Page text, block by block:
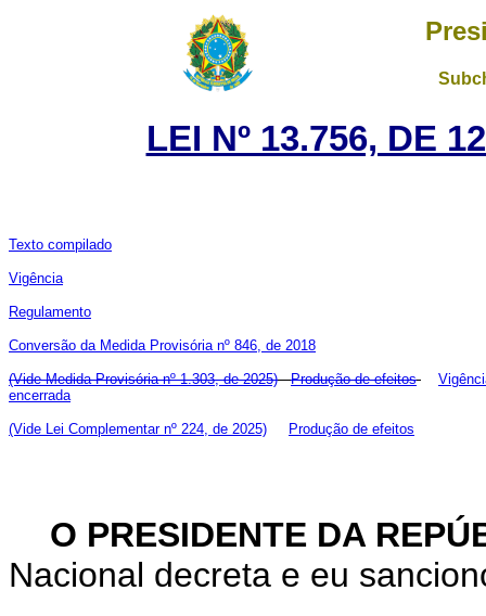
LEI Nº 13.756, DE
Texto compilado
Vigência
Regulamento
Conversão da Medida Provisória nº 846, de 2018
(Vide Medida Provisória nº 1.303, de 2025) Produção de efeitos
encerrada
(Vide Lei Complementar nº 224, de 2025) Produção de efeitos
O PRESIDENTE DA
Nacional decreta e eu